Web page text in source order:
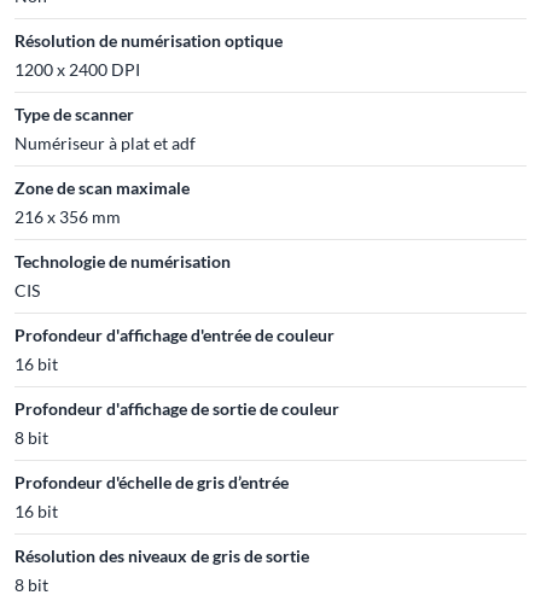
Résolution de numérisation optique
1200 x 2400 DPI
Type de scanner
Numériseur à plat et adf
Zone de scan maximale
216 x 356 mm
Technologie de numérisation
CIS
Profondeur d'affichage d'entrée de couleur
16 bit
Profondeur d'affichage de sortie de couleur
8 bit
Profondeur d'échelle de gris d’entrée
16 bit
Résolution des niveaux de gris de sortie
8 bit